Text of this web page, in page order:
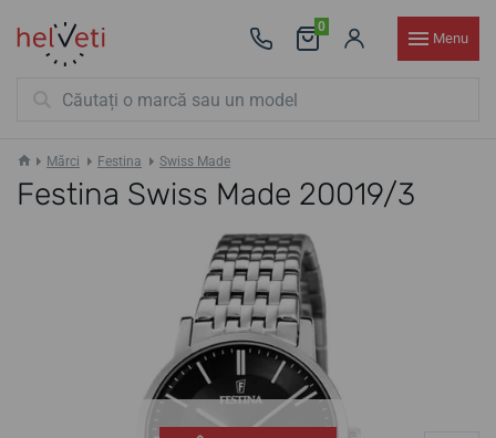
0
Menu
Mărci Festina Swiss Made
Festina Swiss Made 20019/3